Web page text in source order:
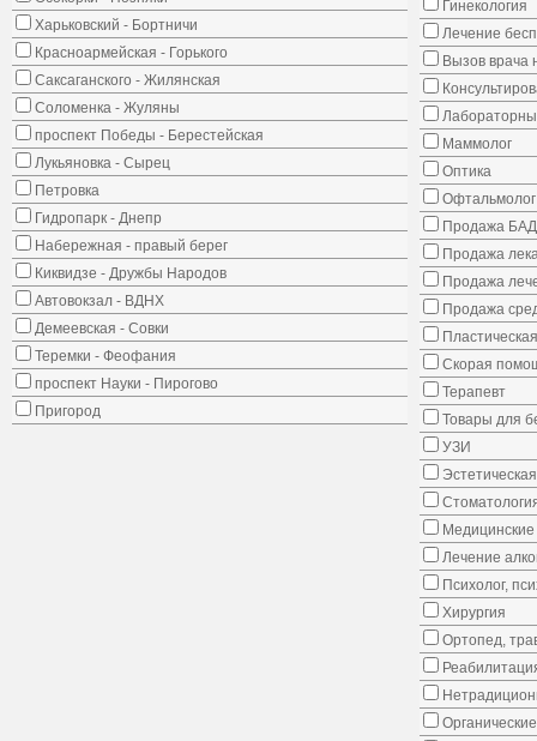
Харьковский - Бортничи
Красноармейская - Горького
Саксаганского - Жилянская
Соломенка - Жуляны
проспект Победы - Берестейская
Лукьяновка - Сырец
Петровка
Гидропарк - Днепр
Набережная - правый берег
Киквидзе - Дружбы Народов
Автовокзал - ВДНХ
Демеевская - Совки
Теремки - Феофания
проспект Науки - Пирогово
Пригород
Гинекология
Лечение
Вызов врача
Маммолог
Оптика
Офтальмолог
Продажа
Продажа
Продажа
Продажа
Скорая
Терапевт
Товары для
УЗИ
Медицинские
Лечение
Психолог,
Хирургия
Ортопед,